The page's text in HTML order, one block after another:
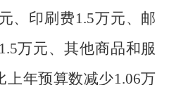
、印刷费1.5万元、邮
1.5万元、其他商品和服
上年预算数减少1.06万